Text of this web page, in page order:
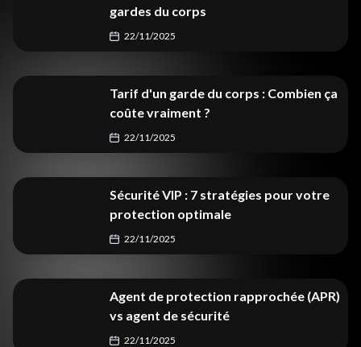
gardes du corps
22/11/2025
Tarif d'un garde du corps : Combien ça
coûte vraiment ?
22/11/2025
Sécurité VIP : 7 stratégies pour votre
protection optimale
22/11/2025
Agent de protection rapprochée (APR)
vs agent de sécurité
22/11/2025